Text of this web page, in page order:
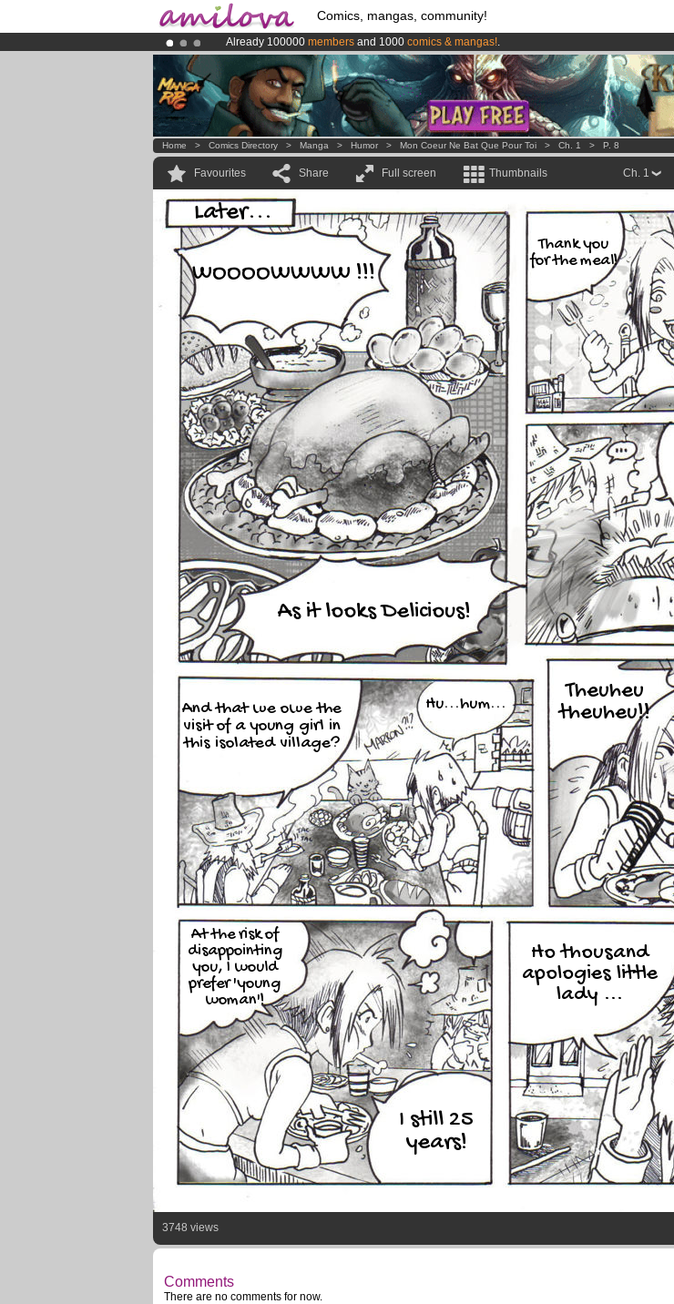
Comics, mangas, community!
Already 100000 members and 1000 comics & mangas!.
AmilovaKickstarter is now LIVE!.
Premium membership from3.95 euros per month !Get membership now
Home > Comics Directory > Manga > Humor > Mon Coeur Ne Bat Que Pour Toi > Ch. 1 > P. 8
Favourites Share Full screen Thumbnails Ch. 1
Later...
WOOOOWWWW !!!
As it looks Delicious!
Thank you
for the meal!
And that we owe the
visit of a young girl in
this isolated village?
Hu...hum...
Theuheu
theuheu!!
At the risk of
disappointing
you, I would
prefer 'young
woman'!
I still 25
years!
Ho thousand
apologies little
lady ...
3748 views
Comments
There are no comments for now.